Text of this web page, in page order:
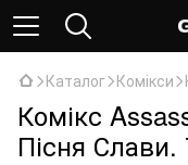
Каталог Комікси
Комікс
Пісня Слави.